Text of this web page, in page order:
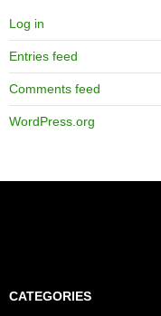
Log in
Entries feed
Comments feed
WordPress.org
CATEGORIES